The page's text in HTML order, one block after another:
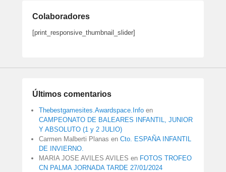
Colaboradores
[print_responsive_thumbnail_slider]
Últimos comentarios
Thebestgamesites.Awardspace.Info en
CAMPEONATO DE BALEARES INFANTIL, JUNIOR
Y ABSOLUTO (1 y 2 JULIO)
Carmen Malberti Planas en Cto. ESPAÑA INFANTIL
DE INVIERNO.
MARIA JOSE AVILES AVILES en FOTOS TROFEO
CN PALMA JORNADA TARDE 27/01/2024